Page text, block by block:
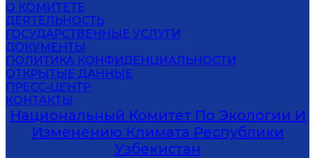
О КОМИТЕТЕ
ДЕЯТЕЛЬНОСТЬ
ГОСУДАРСТВЕННЫЕ УСЛУГИ
ДОКУМЕНТЫ
ПОЛИТИКА КОНФИДЕНЦИАЛЬНОСТИ
ОТКРЫТЫЕ ДАННЫЕ
ПРЕСС-ЦЕНТР
КОНТАКТЫ
Национальный Комитет По Экологии И
Изменению Климата Республики
Узбекистан